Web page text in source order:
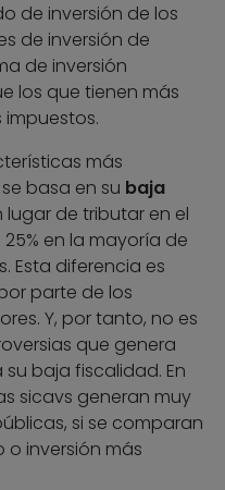
de inversión de los
de inversión de
de inversión
los que tienen más
más
basa en su baja
lugar de tributar en el
25% en la mayoría de
Esta diferencia es
parte de los
Y, por tanto, no es
que genera
baja fiscalidad. En
sicavs generan muy
si se comparan
inversión más